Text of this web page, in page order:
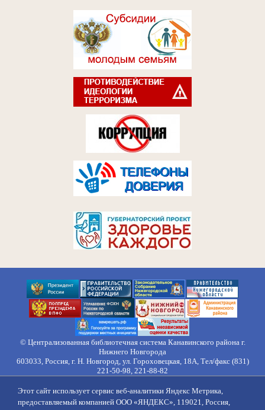
© Централизованная библиотечная система Канавинского района г.
Нижнего Новгорода
603033, Россия, г. Н. Новгород, ул. Гороховецкая, 18А, Тел/факс (831)
221-50-98, 221-88-82
Контакты Противодействие коррупции
Противодействие
идеологии терроризма
Напишите нам
Этот сайт использует сервис веб-аналитики Яндекс Метрика,
предоставляемый компанией ООО «ЯНДЕКС», 119021, Россия,